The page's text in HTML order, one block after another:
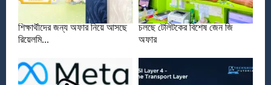
শিক্ষার্থীদের জন্য অফার নিয়ে আসছে
রিয়েলমি...
চলছে টেলিটকের বিশেষ জেন জি
অফার